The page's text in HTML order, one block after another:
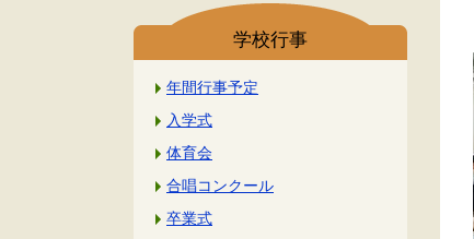
学校行事
年間行事予定
入学式
体育会
合唱コンクール
卒業式